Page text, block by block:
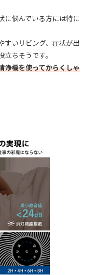
に悩んでいる方には特に
すいリビング、症状が出
ちそうです。
浄機を使ってからくしゃ